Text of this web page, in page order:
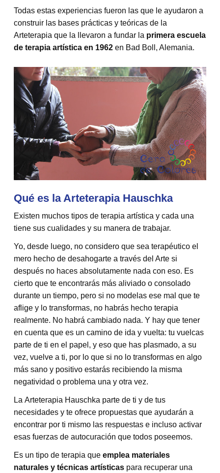
Todas estas experiencias fueron las que le ayudaron a
construir las bases prácticas y teóricas de la
Arteterapia que la llevaron a fundar la primera escuela
de terapia artística en 1962 en Bad Boll, Alemania.
Qué es la Arteterapia Hauschka
Existen muchos tipos de terapia artística y cada una
tiene sus cualidades y su manera de trabajar.
Yo, desde luego, no considero que sea terapéutico el
mero hecho de desahogarte a través del Arte si
después no haces absolutamente nada con eso. Es
cierto que te encontrarás más aliviado o consolado
durante un tiempo, pero si no modelas ese mal que te
aflige y lo transformas, no habrás hecho terapia
realmente. No habrá cambiado nada. Y hay que tener
en cuenta que es un camino de ida y vuelta: tu vuelcas
parte de ti en el papel, y eso que has plasmado, a su
vez, vuelve a ti, por lo que si no lo transformas en algo
más sano y positivo estarás recibiendo la misma
negatividad o problema una y otra vez.
La Arteterapia Hauschka parte de ti y de tus
necesidades y te ofrece propuestas que ayudarán a
encontrar por ti mismo las respuestas e incluso activar
esas fuerzas de autocuración que todos poseemos.
Es un tipo de terapia que emplea materiales
naturales y técnicas artísticas para recuperar una